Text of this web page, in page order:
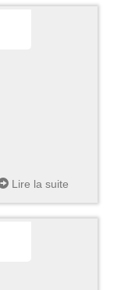
Lire la suite